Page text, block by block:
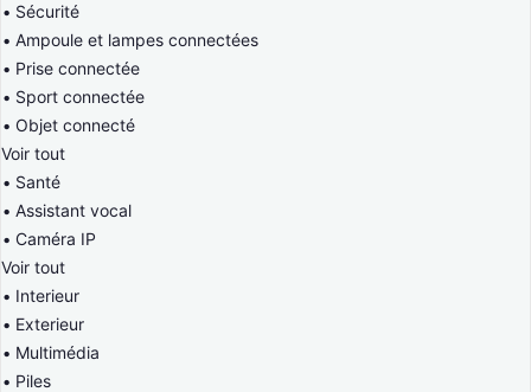
Sécurité
Ampoule et lampes connectées
Prise connectée
Sport connectée
Objet connecté
Voir tout
Santé
Assistant vocal
Caméra IP
Voir tout
Interieur
Exterieur
Multimédia
Piles